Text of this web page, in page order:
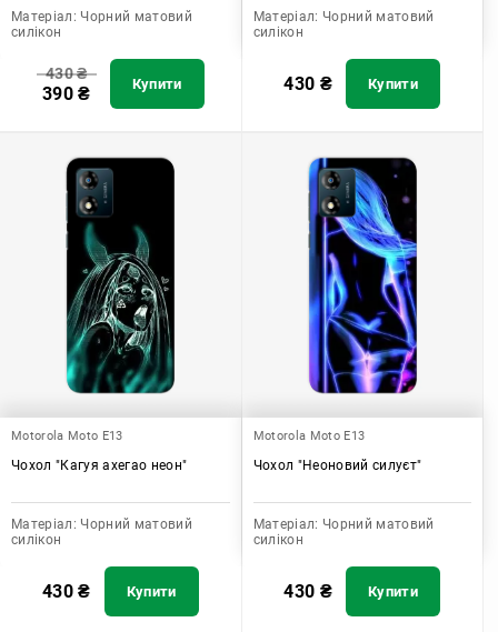
Матеріал: Чорний матовий
силікон
430₴
390₴ Купити
Матеріал: Чорний матовий
силікон
430 ₴ Купити
Motorola Moto E13
Чохол "Кагуя ахегао неон"
Матеріал: Чорний матовий
силікон
430₴ Купити
Motorola Moto E13
Чохол "Неоновий силуєт"
Матеріал: Чорний матовий
силікон
430 ₴ Купити